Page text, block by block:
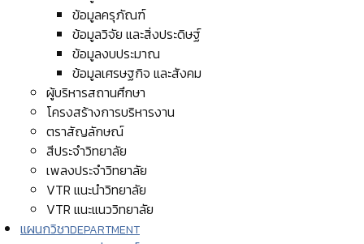
ข้อมูลครุภัณฑ์
ข้อมูลวิจัย และสิ่งประดิษฐ์
ข้อมูลงบประมาณ
ข้อมูลเศรษฐกิจ และสังคม
ผู้บริหารสถานศึกษา
โครงสร้างการบริหารงาน
ตราสัญลักษณ์
สีประจำวิทยาลัย
เพลงประจำวิทยาลัย
VTR แนะนำวิทยาลัย
VTR แนะแนววิทยาลัย
แผนกวิชาDEPARTMENT